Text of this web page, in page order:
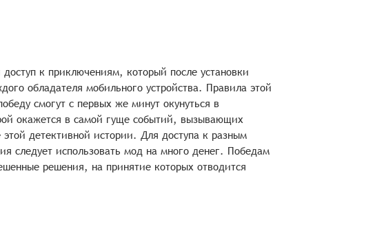
к приключениям, который после установки
обладателя мобильного устройства. Правила этой
смогут с первых же минут окунуться в
окажется в самой гуще событий, вызывающих
детективной истории. Для доступа к разным
следует использовать мод на много денег. Победам
решения, на принятие которых отводится